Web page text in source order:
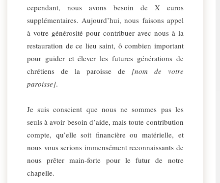
cependant, nous avons besoin de X euros
supplémentaires. Aujourd’hui, nous faisons appel
à votre générosité pour contribuer avec nous à la
restauration de ce lieu saint, ô combien important
pour guider et élever les futures générations de
chrétiens de la paroisse de [nom de votre
paroisse].
Je suis conscient que nous ne sommes pas les
seuls à avoir besoin d’aide, mais toute contribution
compte, qu’elle soit financière ou matérielle, et
nous vous serions immensément reconnaissants de
nous prêter main-forte pour le futur de notre
chapelle.